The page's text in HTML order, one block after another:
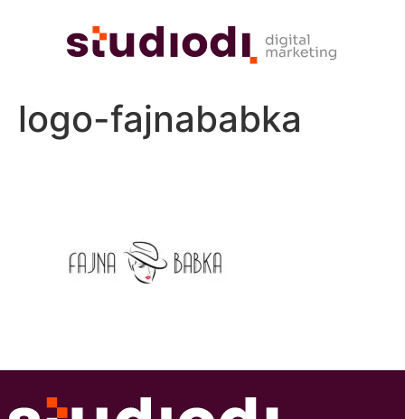
logo-fajnababka